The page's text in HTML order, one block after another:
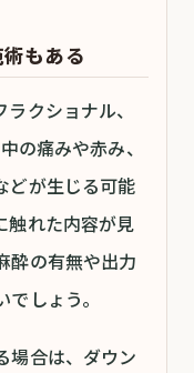
もある
クショナル、
の痛みや赤み、
どが生じる可能
触れた内容が見
酔の有無や出力
しょう。
場合は、ダウン